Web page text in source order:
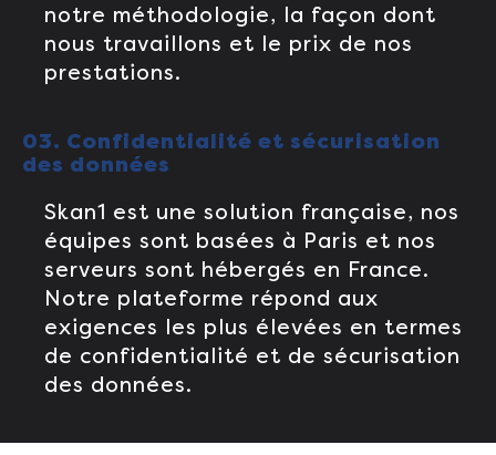
notre méthodologie, la façon dont
nous travaillons et le prix de nos
prestations.
03. Confidentialité et sécurisation
des données
Skan1 est une solution française, nos
équipes sont basées à Paris et nos
serveurs sont hébergés en France.
Notre plateforme répond aux
exigences les plus élevées en termes
de confidentialité et de sécurisation
des données.